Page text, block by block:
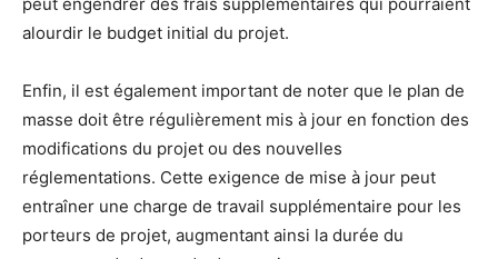
peut engendrer des frais supplémentaires qui pourraient
alourdir le budget initial du projet.
Enfin, il est également important de noter que le plan de
masse doit être régulièrement mis à jour en fonction des
modifications du projet ou des nouvelles
réglementations. Cette exigence de mise à jour peut
entraîner une charge de travail supplémentaire pour les
porteurs de projet, augmentant ainsi la durée du